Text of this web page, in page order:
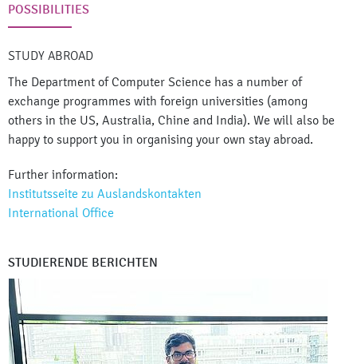
POSSIBILITIES
STUDY ABROAD
The Department of Computer Science has a number of
exchange programmes with foreign universities (among
others in the US, Australia, Chine and India). We will also be
happy to support you in organising your own stay abroad.
Further information:
Institutsseite zu Auslandskontakten
International Office
STUDIERENDE BERICHTEN